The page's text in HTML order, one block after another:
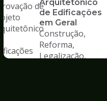
Arquitetônico
de Edificações
em Geral
Construção,
Reforma,
Legalização,